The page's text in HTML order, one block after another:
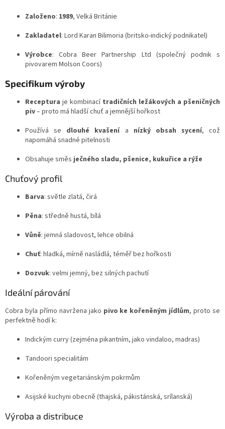
Založeno: 1989, Velká Británie
Zakladatel: Lord Karan Bilimoria (britsko-indický podnikatel)
Výrobce: Cobra Beer Partnership Ltd (společný podnik s
pivovarem Molson Coors)
Specifikum výroby
Receptura je kombinací tradičních ležákových a pšeničných
piv– proto má hladší chuť a jemnější hořkost
Používá se dlouhé kvašenía nízký obsah sycení, což
napomáhá snadné pitelnosti
Obsahuje směsječného sladu, pšenice, kukuřice a rýže
Chuťový profil
Barva: světle zlatá, čirá
Pěna: středně hustá, bílá
Vůně: jemná sladovost, lehce obilná
Chuť: hladká, mírně nasládlá, téměř bez hořkosti
Dozvuk: velmi jemný, bez silných pachutí
Ideální párování
Cobra byla přímo navržena jako pivo ke kořeněným jídlům, proto se
perfektně hodí k:
Indickým curry (zejména pikantním, jako vindaloo, madras)
Tandoori specialitám
Kořeněným vegetariánským pokrmům
Asijské kuchyni obecně (thajská, pákistánská, srílanská)
Výroba a distribuce